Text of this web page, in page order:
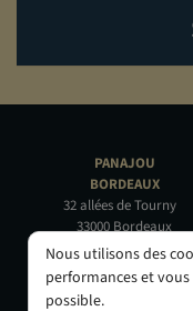
PANAJOU
BORDEAUX
32 allées de Tourny
33000 Bordeaux
05 56 44 22 69
PANAJOU PARIS -
Nous utilisons des
performances et
possible.